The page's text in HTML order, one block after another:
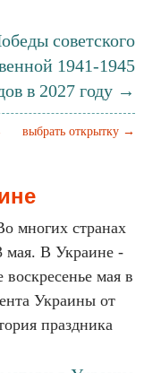
советского
1941-1945
в 2027 году →
выбрать открытку →
многих странах
мая. В Украине -
воскресенье мая в
Украины от
праздника